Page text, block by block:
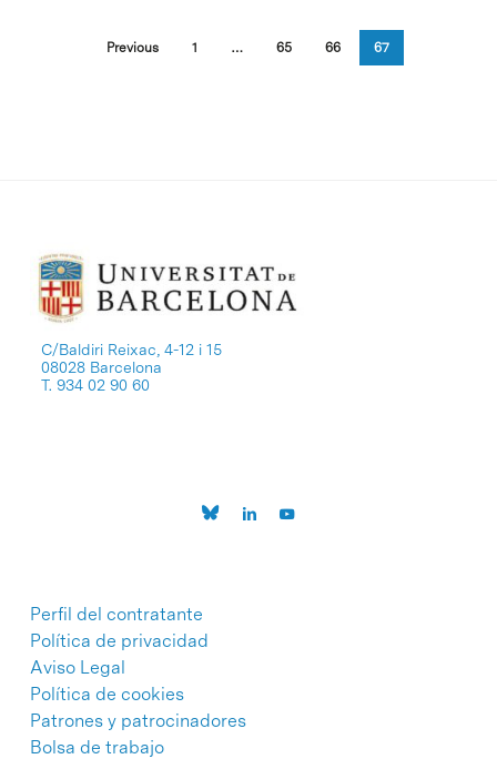
Previous 1 … 65 66 67
C/Baldiri Reixac, 4-12 i 15
08028 Barcelona
T. 934 02 90 60
Perfil del contratante
Política de privacidad
Aviso Legal
Política de cookies
Patrones y patrocinadores
Bolsa de trabajo